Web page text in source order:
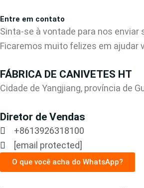
Entre em contato
Sinta-se à vontade para nos enviar
Ficaremos muito felizes em ajudar
FÁBRICA DE CANIVETES HT
Cidade de Yangjiang, província de
Diretor de Vendas
+8613926318100
[email protected]
O que você acha do WhatsApp?